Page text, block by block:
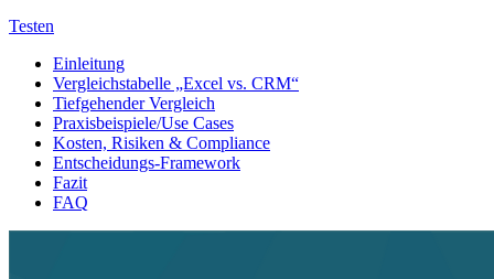
Testen
Einleitung
Vergleichstabelle „Excel vs. CRM“
Tiefgehender Vergleich
Praxisbeispiele/Use Cases
Kosten, Risiken & Compliance
Entscheidungs-Framework
Fazit
FAQ